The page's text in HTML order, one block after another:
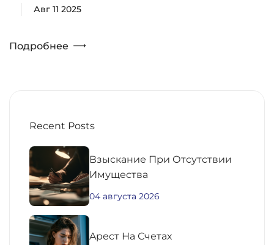
Авг 11 2025
Подробнее
Recent Posts
Взыскание При Отсутствии
Имущества
04 августа 2026
Aрест На Счетах